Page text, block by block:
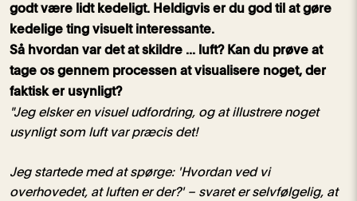
godt være lidt kedeligt. Heldigvis er du god til at gøre
kedelige ting visuelt interessante.
Så hvordan var det at skildre ... luft? Kan du prøve at
tage os gennem processen at visualisere noget, der
faktisk er usynligt?
"Jeg elsker en visuel udfordring, og at illustrere noget
usynligt som luft var præcis det!
Jeg startede med at spørge: 'Hvordan ved vi
overhovedet, at luften er der?' – svaret er selvfølgelig, at